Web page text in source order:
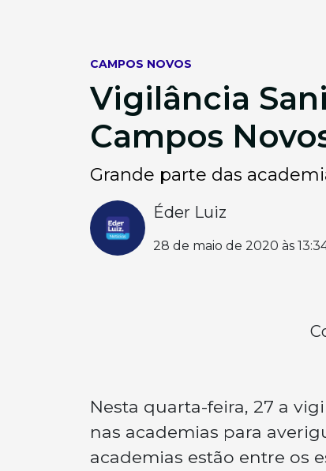
CAMPOS NOVOS
Vigilância
Campos
Grande parte das
Éder Luiz
28 de maio de 2020 às
Nesta quarta-feira, 27 a
nas academias para
academias estão entre os